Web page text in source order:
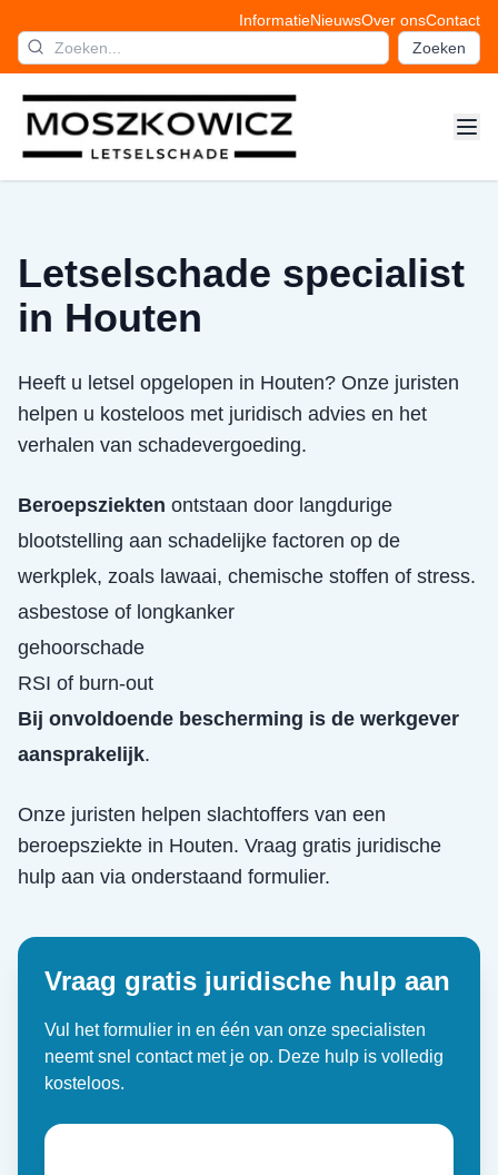
InformatieNieuwsOver onsContact
Zoeken
Letselschade specialist
in Houten
Heeft u letsel opgelopen in Houten? Onze juristen
helpen u kosteloos met juridisch advies en het
verhalen van schadevergoeding.
Beroepsziekten ontstaan door langdurige
blootstelling aan schadelijke factoren op de
werkplek, zoals lawaai, chemische stoffen of stress.
asbestose of longkanker
gehoorschade
RSI of burn-out
Bij onvoldoende bescherming is de werkgever
aansprakelijk.
Onze juristen helpen slachtoffers van een
beroepsziekte in Houten. Vraag gratis juridische
hulp aan via onderstaand formulier.
Vraag gratis juridische hulp aan
Vul het formulier in en één van onze specialisten
neemt snel contact met je op. Deze hulp is volledig
kosteloos.